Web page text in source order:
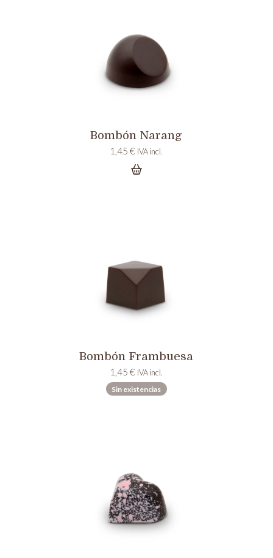
Bombón Narang
1,45€ IVA incl.
Bombón Frambuesa
1,45€ IVA incl.
Sin existencias